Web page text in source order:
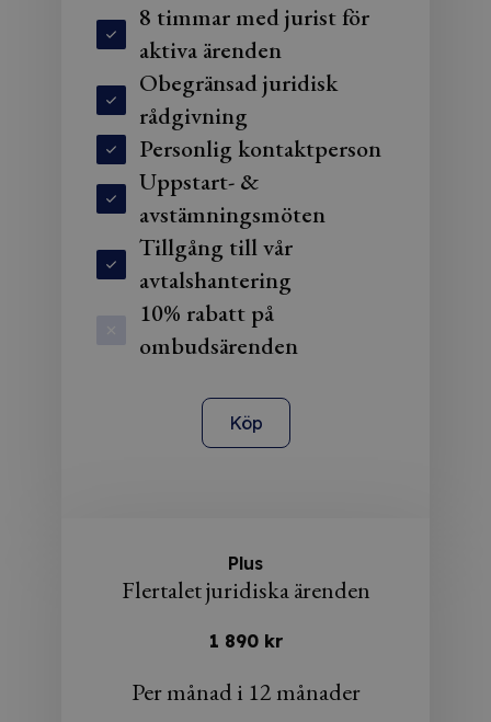
8 timmar med jurist för
aktiva ärenden
Obegränsad juridisk
rådgivning
Personlig kontaktperson
Uppstart- &
avstämningsmöten
Tillgång till vår
avtalshantering
10% rabatt på
ombudsärenden
Köp
Plus
Flertalet juridiska ärenden
1 890 kr
Per månad i 12 månader